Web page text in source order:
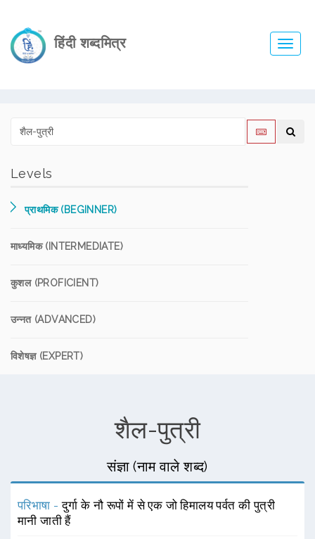
हिंदी शब्दमित्र
Levels
प्राथमिक (BEGINNER)
माध्यमिक (INTERMEDIATE)
कुशल (PROFICIENT)
उन्नत (ADVANCED)
विशेषज्ञ (EXPERT)
शैल-पुत्री
संज्ञा (नाम वाले शब्द)
परिभाषा -दुर्गा के नौ रूपों में से एक जो हिमालय पर्वत की पुत्री
मानी जाती हैं